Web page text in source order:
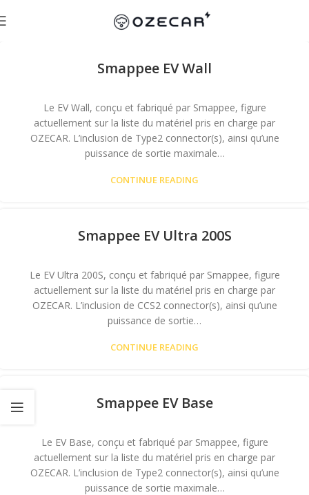
Smappee EV Wall
Le EV Wall, conçu et fabriqué par Smappee, figure
actuellement sur la liste du matériel pris en charge par
OZECAR. L’inclusion de Type2 connector(s), ainsi qu’une
puissance de sortie maximale…
CONTINUE READING
Smappee EV Ultra 200S
Le EV Ultra 200S, conçu et fabriqué par Smappee, figure
actuellement sur la liste du matériel pris en charge par
OZECAR. L’inclusion de CCS2 connector(s), ainsi qu’une
puissance de sortie…
CONTINUE READING
Smappee EV Base
Le EV Base, conçu et fabriqué par Smappee, figure
actuellement sur la liste du matériel pris en charge par
OZECAR. L’inclusion de Type2 connector(s), ainsi qu’une
puissance de sortie maximale…